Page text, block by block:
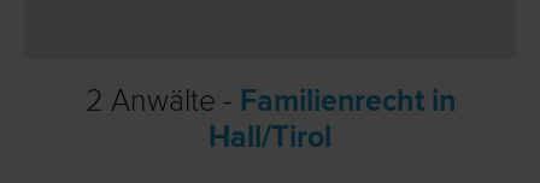
2 Anwälte - Familienrecht in
Hall/Tirol